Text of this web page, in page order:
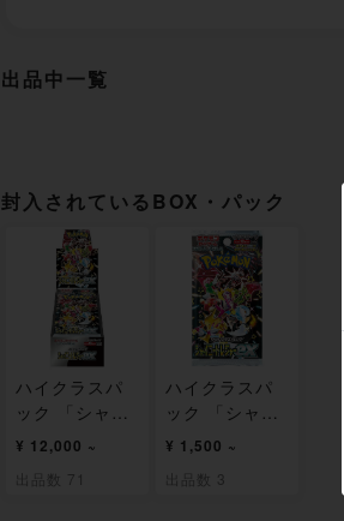
出品中一覧
封入されているBOX・パック
ハイクラスパ
ック 「シャイ
ニートレジャ
ーex」未開封B
¥ 12,000 ~
出品数 71
ハイクラスパ
ック 「シャイ
ニートレジャ
ーex」未開封
パック
¥ 1,500 ~
出品数 3